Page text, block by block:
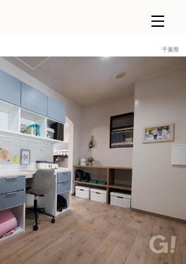
千葉県